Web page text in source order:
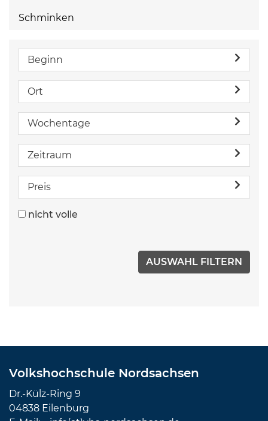
Schminken
Beginn
Ort
Wochentage
Zeitraum
Preis
nicht volle
Volkshochschule Nordsachsen
Dr.-Külz-Ring 9
04838 Eilenburg